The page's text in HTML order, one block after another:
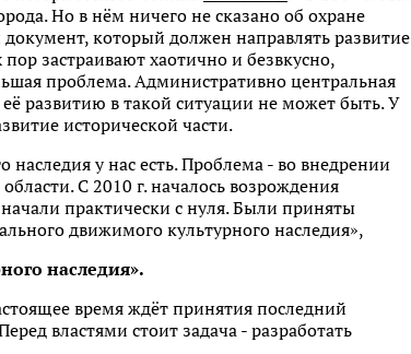
Но в нём ничего не сказано об охране
который должен направлять развитие
застраивают хаотично и безвкусно,
проблема. Административно центральная
развитию в такой ситуации не может быть. У
исторической части.
наследия у нас есть. Проблема - во внедрении
С 2010 г. началось возрождения
практически с нуля. Были приняты
движимого культурного наследия»,
наследия».
время ждёт принятия последний
властями стоит задача - разработать